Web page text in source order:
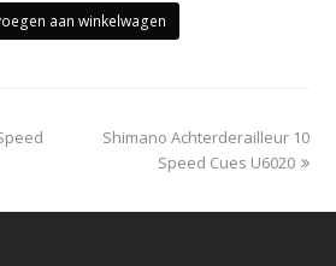
aan winkelwagen
next
Shimano Achterderailleur 10
Speed Cues U6020